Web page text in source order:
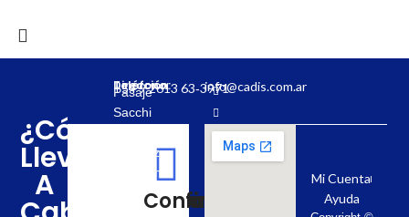
¿Cómo
Llevar
A Regístrate
Realiza
Confirmación
Dirección:
Pasaje
Sacchi
Mendoza,
Argentina
Teléfono:
‪+54 9 2613 63‑3971‬info@cadis.com.ar
Mi Cuenta
Ayuda